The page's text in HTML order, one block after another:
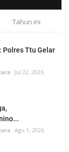
Tahun ini
Polres Ttu Gelar
Jul 22, 2026
Agu 1, 2026